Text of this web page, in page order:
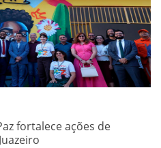
fortalece ações de